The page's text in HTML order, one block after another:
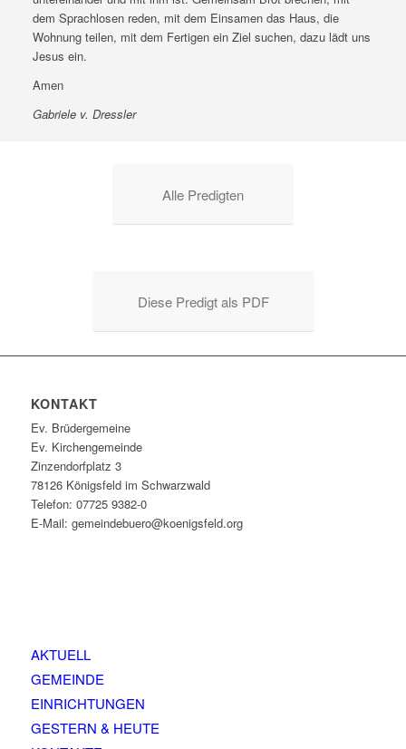
dem Sprachlosen reden, mit dem Einsamen das Haus, die
Wohnung teilen, mit dem Fertigen ein Ziel suchen, dazu lädt uns
Jesus ein.
Amen
Gabriele v. Dressler
Alle Predigten
Diese Predigt als PDF
KONTAKT
Ev. Brüdergemeine
Ev. Kirchengemeinde
Zinzendorfplatz 3
78126 Königsfeld im Schwarzwald
Telefon: 07725 9382-0
E-Mail: gemeindebuero@koenigsfeld.org
AKTUELL
GEMEINDE
EINRICHTUNGEN
GESTERN & HEUTE